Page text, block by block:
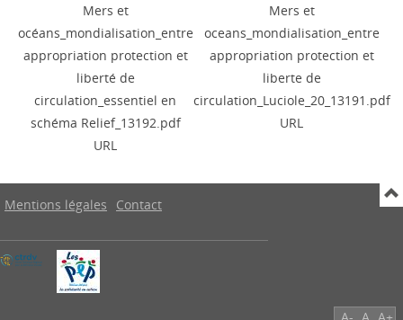
Mers et
océans_mondialisation_entre
appropriation protection et
liberté de
circulation_essentiel en
schéma Relief_13192.pdf
URL
Mers et
oceans_mondialisation_entre
appropriation protection et
liberte de
circulation_Luciole_20_13191.pdf
URL
Mentions légales Contact